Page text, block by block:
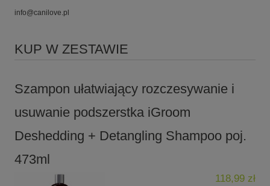
info@canilove.pl
KUP W ZESTAWIE
Szampon ułatwiający rozczesywanie i
usuwanie podszerstka iGroom
Deshedding + Detangling Shampoo poj.
473ml
118,99 zł